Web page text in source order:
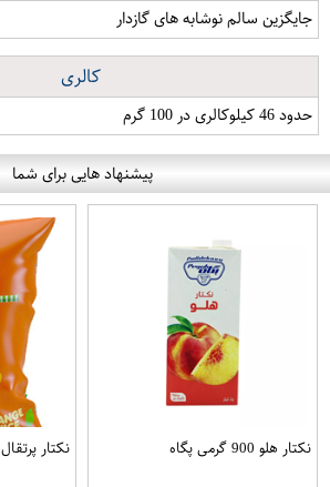
جایگزین سالم نوشابه های گازدار
کالری
حدود 46 کیلوکالری در 100 گرم
پیشنهاد هایی برای شما
نکتار هلو 900 گرمی پگاه نکتار پرتقال 900 گرمی پگاه